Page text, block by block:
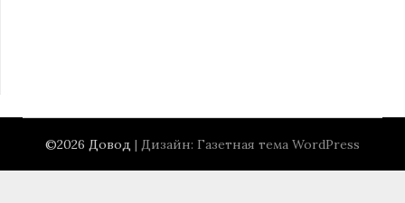
©2026 Довод | Дизайн: Газетная тема WordPress